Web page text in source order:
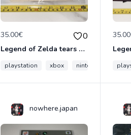
sega mario
35.00€ 0
Legend of Zelda tears of the kingdom Nintendo switch rakuten collector set Japon
playstation xbox nintendo sega
nowhere.japan